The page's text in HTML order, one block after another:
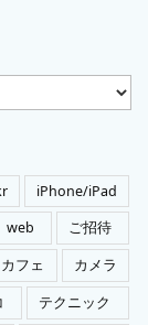
iPhone/iPad
web
ご招待
カフェ
カメラ
テクニック